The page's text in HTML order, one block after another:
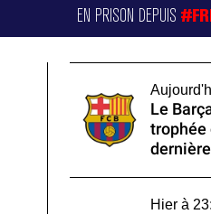
EN PRISON DEPUIS
Le
trophée
Hier à